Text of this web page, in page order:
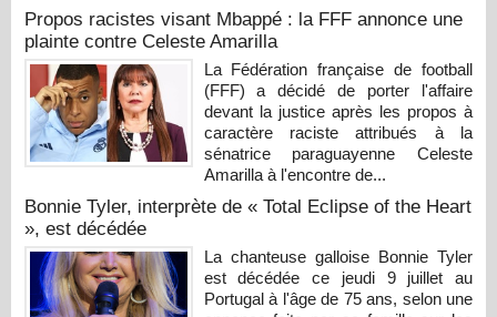
Propos racistes visant Mbappé : la FFF annonce une
plainte contre Celeste Amarilla
La Fédération française de football
(FFF) a décidé de porter l'affaire
devant la justice après les propos à
caractère raciste attribués à la
sénatrice paraguayenne Celeste
Amarilla à l'encontre de...
Bonnie Tyler, interprète de « Total Eclipse of the Heart
», est décédée
La chanteuse galloise Bonnie Tyler
est décédée ce jeudi 9 juillet au
Portugal à l'âge de 75 ans, selon une